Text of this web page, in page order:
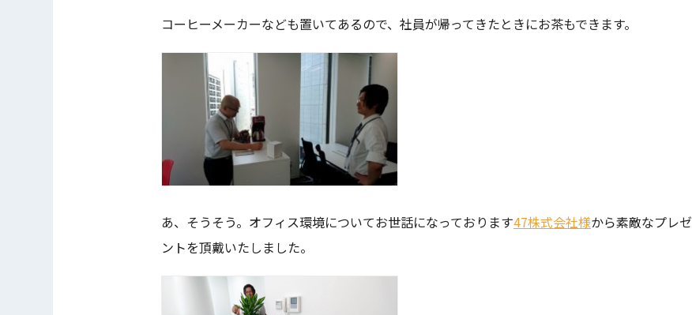
コーヒーメーカーなども置いてあるので、社員が帰ってきたときにお茶もできます。
あ、そうそう。オフィス環境についてお世話になっております47株式会社様から素敵なプレゼ
ントを頂戴いたしました。